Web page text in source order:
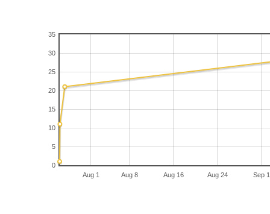
Aug 1 Aug 8 Aug 16 Aug 24 Sep 1
0
5
10
15
20
25
30
35